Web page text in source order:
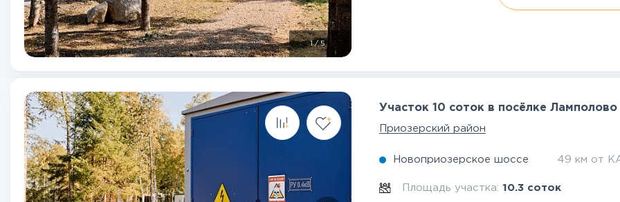
1/5
Участок 10 соток в посёлке Ламполово
Приозерский район
Новоприозерское шоссе 49 км от
Площадь участка:10.3 соток